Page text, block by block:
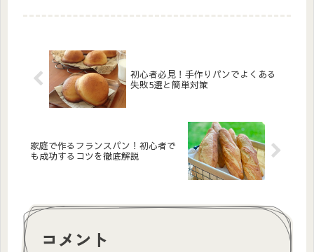
初心者必見！手作りパンでよくある
失敗5選と簡単対策
家庭で作るフランスパン！初心者で
も成功するコツを徹底解説
コメント